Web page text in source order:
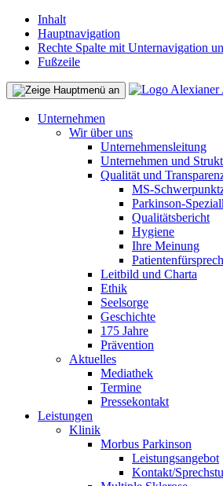
Inhalt
Hauptnavigation
Rechte Spalte mit Unternavigation
Fußzeile
Unternehmen
Wir über uns
Unternehmensleitung
Unternehmen und
Qualität und
MS-
Parkinson-
Qualitätsbericht
Hygiene
Ihre Meinung
Leitbild und Charta
Ethik
Seelsorge
Geschichte
175 Jahre
Prävention
Aktuelles
Mediathek
Termine
Pressekontakt
Leistungen
Klinik
Morbus Parkinson
Leistungsangebot
Kontakt/